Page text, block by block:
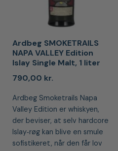
Ardbeg SMOKETRAILS
NAPA VALLEY Edition
Islay Single Malt, 1 liter
790,00 kr.
Ardbeg Smoketrails Napa
Valley Edition er whiskyen,
der beviser, at selv hardcore
Islay‑røg kan blive en smule
sofistikeret, når den får lov